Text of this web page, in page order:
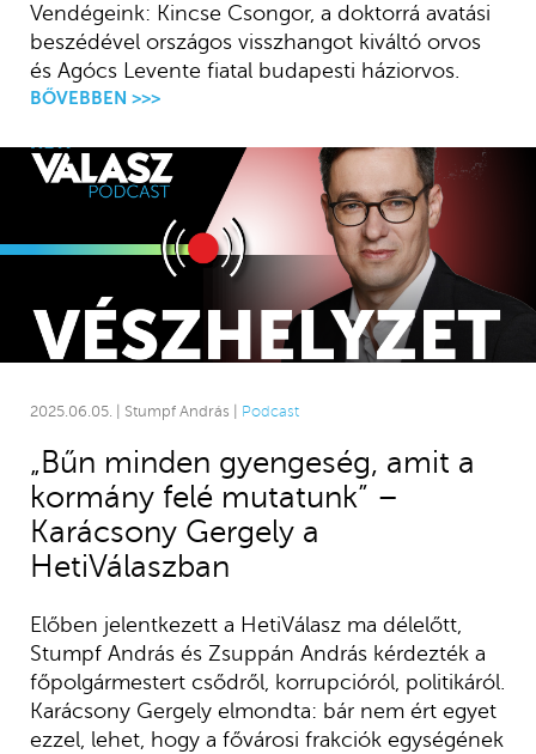
Vendégeink: Kincse Csongor, a doktorrá avatási
beszédével országos visszhangot kiváltó orvos
és Agócs Levente fiatal budapesti háziorvos.
BŐVEBBEN >>>
2025.06.05. | Stumpf András | Podcast
„Bűn minden gyengeség, amit a
kormány felé mutatunk” –
Karácsony Gergely a
HetiVálaszban
Előben jelentkezett a HetiVálasz ma délelőtt,
Stumpf András és Zsuppán András kérdezték a
főpolgármestert csődről, korrupcióról, politikáról.
Karácsony Gergely elmondta: bár nem ért egyet
ezzel, lehet, hogy a fővárosi frakciók egységének